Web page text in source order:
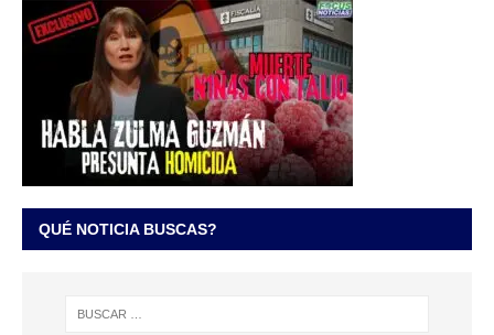
QUÉ NOTICIA BUSCAS?